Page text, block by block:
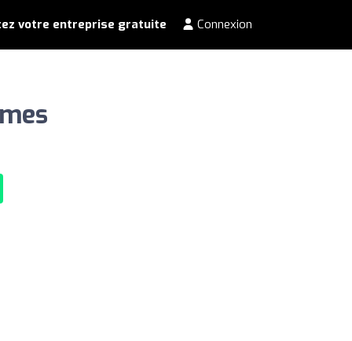
votre entreprise gratuite Connexion